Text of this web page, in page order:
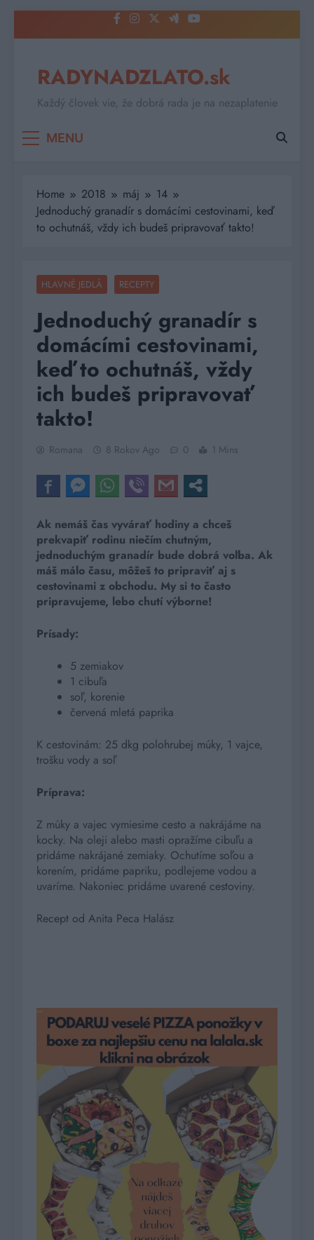
to
RADYNADZLATO.sk
Každý človek vie, že dobrá rada je na nezaplatenie
MENU
Home 2018 máj
14
Jednoduchý granadír s domácími cestovinami, keď
to ochutnáš, vždy ich budeš pripravovať takto!
HLAVNÉ JEDLÁ RECEPTY
Jednoduchý granadír s
domácími cestovinami,
keď to ochutnáš, vždy
ich budeš pripravovať
takto!
Romana 8 Rokov Ago 0 1 Mins
Ak nemáš čas vyvárať hodiny a chceš
prekvapiť rodinu niečím chutným,
jednoduchým granadír bude dobrá voľba. Ak
máš málo času, môžeš to pripraviť aj s
cestovinami z obchodu. My si to často
pripravujeme, lebo chutí výborne!
Prísady:
5 zemiakov
1 cibuľa
soľ, korenie
červená mletá paprika
K cestovinám: 25 dkg polohrubej múky, 1 vajce,
trošku vody a soľ
Príprava:
Z múky a vajec vymiesime cesto a nakrájáme na
kocky. Na oleji alebo masti opražíme cibuľu a
pridáme nakrájané zemiaky. Ochutíme soľou a
korením, pridáme papriku, podlejeme vodou a
uvaríme. Nakoniec pridáme uvarené cestoviny.
Recept od Anita Peca Halász